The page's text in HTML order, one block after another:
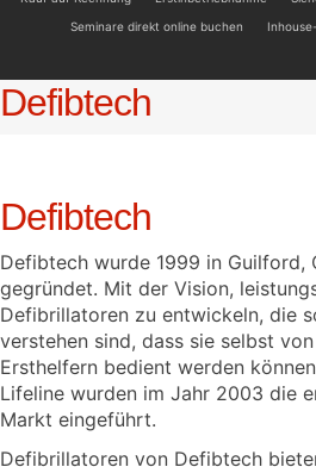
Seminare direkt online buchen
Defibtech
Defibtech
Defibtech wurde 1999 in Guilford,
gegründet. Mit der Vision,
Defibrillatoren zu entwickeln, die
verstehen sind, dass sie selbst
Ersthelfern bedient werden
Lifeline wurden im Jahr 2003 die
Markt eingeführt.
Defibrillatoren von Defibtech